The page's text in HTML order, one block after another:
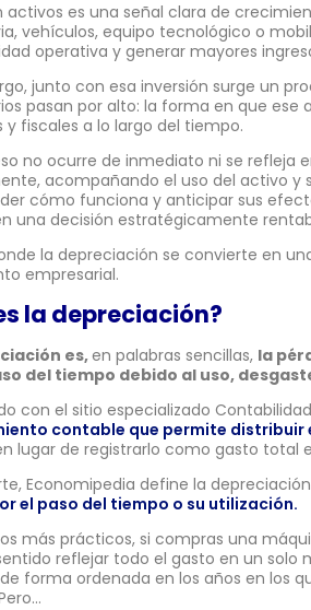
activos es una señal clara de
vehículos, equipo tecnológico o
operativa y generar mayores
junto con esa inversión surge un
pasan por alto: la forma en que ese
y fiscales a lo largo del tiempo.
no ocurre de inmediato ni se refleja
acompañando el uso del activo y
cómo funciona y anticipar sus
una decisión estratégicamente
la depreciación se convierte en
empresarial.
la depreciación?
es,en palabras sencillas, la
del tiempo debido al uso,
con el sitio especializado
contable que permite distribuir
lugar de registrarlo como gasto total
Economipedia define la
el paso del tiempo o su utilización.
más prácticos, si compras una
reflejar todo el gasto en un solo
forma ordenada en los años en los